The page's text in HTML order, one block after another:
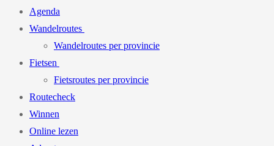
Agenda
Wandelroutes
Wandelroutes per provincie
Fietsen
Fietsroutes per provincie
Routecheck
Winnen
Online lezen